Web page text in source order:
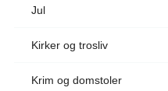
Jul
Kirker og trosliv
Krim og domstoler